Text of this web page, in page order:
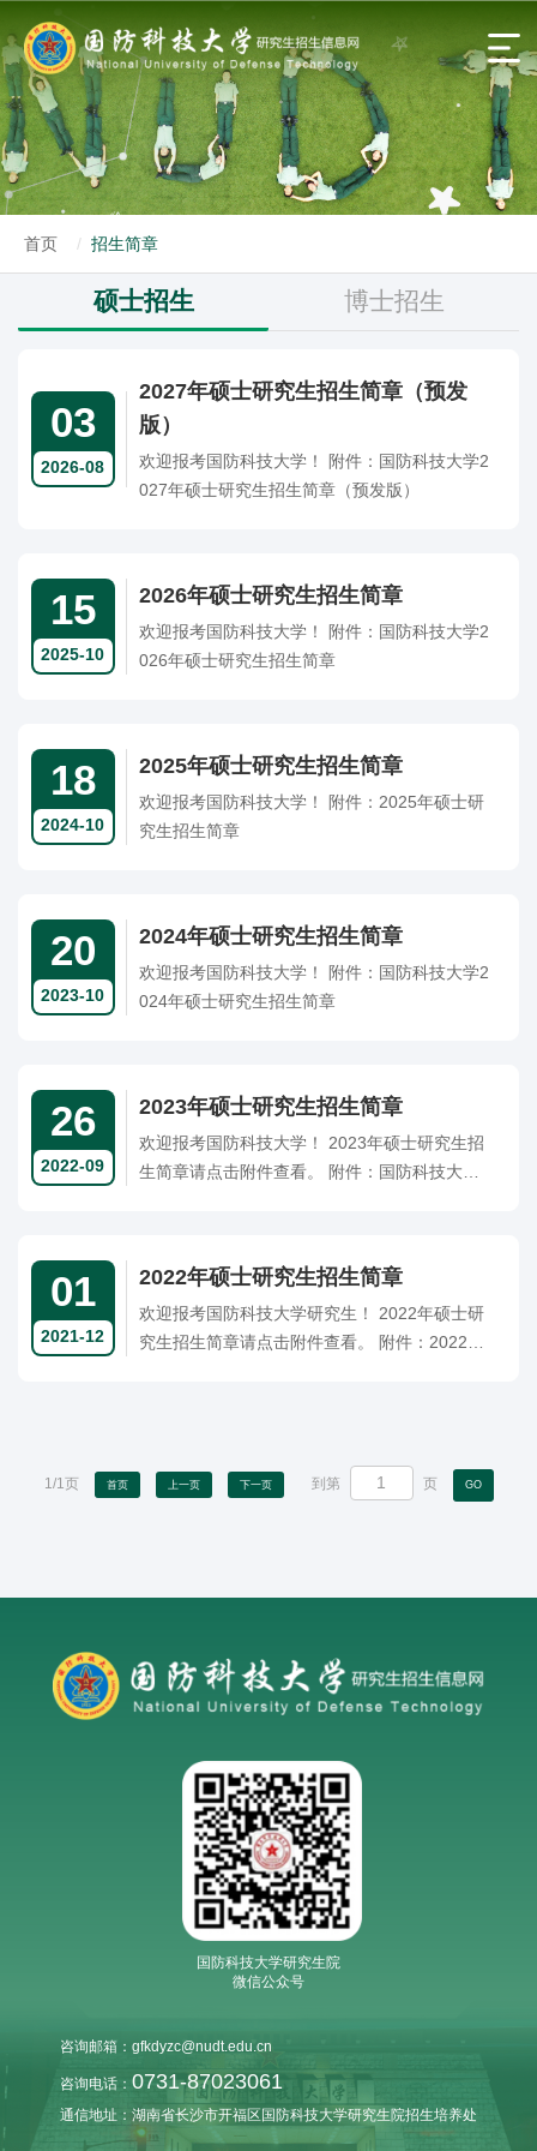
首页 招生简章
硕士招生 博士招生
03
2026-08
2027年硕士研究生招生简章（预发
版）
欢迎报考国防科技大学！ 附件：国防科技大学2
027年硕士研究生招生简章（预发版）
15
2025-10
2026年硕士研究生招生简章
欢迎报考国防科技大学！ 附件：国防科技大学2
026年硕士研究生招生简章
18
2024-10
2025年硕士研究生招生简章
欢迎报考国防科技大学！ 附件：2025年硕士研
究生招生简章
20
2023-10
2024年硕士研究生招生简章
欢迎报考国防科技大学！ 附件：国防科技大学2
024年硕士研究生招生简章
26
2022-09
2023年硕士研究生招生简章
欢迎报考国防科技大学！ 2023年硕士研究生招
生简章请点击附件查看。 附件：国防科技大学2
01
2021-12
2022年硕士研究生招生简章
欢迎报考国防科技大学研究生！ 2022年硕士研
究生招生简章请点击附件查看。 附件：2022年
1/1页 首页 上一页 下一页 到第 页 GO
国防科技大学研究生院
微信公众号
咨询邮箱：gfkdyzc@nudt.edu.cn
咨询电话： 0731-87023061
通信地址：湖南省长沙市开福区国防科技大学研究生院招生培养处